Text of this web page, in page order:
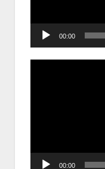
00:00
00:00